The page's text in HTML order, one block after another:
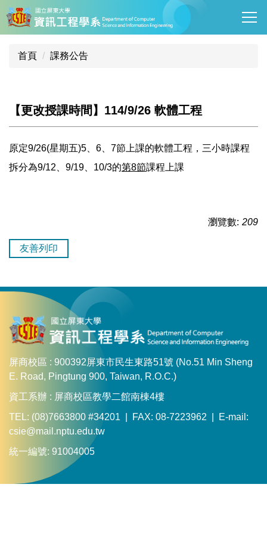
跳
到
主
首頁 課務公告
【更改授課時間】114/9/26 軟體工程
原定9/26(星期五)5、6、7節上課的軟體工程，三小時課程
拆分為9/12、9/19、10/3的第8節課程上課
瀏覽數: 209
友善列印
屏商校區 : 900392屏東市民生東路51號 (No.51 Min Sheng
E. Road, Pingtung 900, Taiwan, R.O.C.)
資工系辦 : 屏商校區教學二館南棟4樓
TEL: (08)7663800 #34201 | FAX: 08-7223962 | E-mail:
csie@mail.nptu.edu.tw
統一編號: 91004005